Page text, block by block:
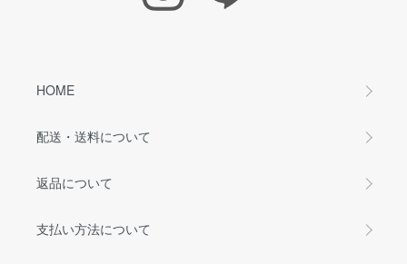
HOME
配送・送料について
返品について
支払い方法について